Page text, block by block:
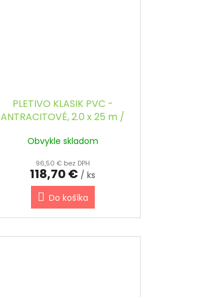
PLETIVO KLASIK PVC -
ANTRACITOVÉ, 2.0 x 25 m /
Obvykle skladom
96,50 € bez DPH
118,70 € / ks
Do košíka